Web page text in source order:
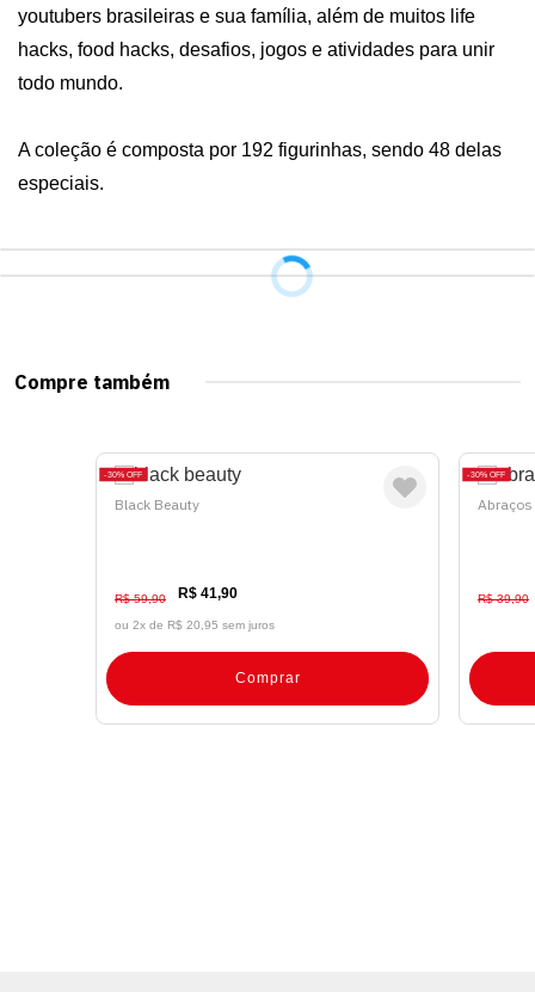
youtubers brasileiras e sua família, além de muitos life
hacks, food hacks, desafios, jogos e atividades para unir
todo mundo.
A coleção é composta por 192 figurinhas, sendo 48 delas
especiais.
Compre também
30% OFF
Black Beauty
R$ 59,90 R$ 41,90
ou 2x de R$ 20,95 sem juros
Comprar
30% OFF
R$ 39,90